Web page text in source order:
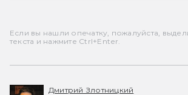
Если вы нашли опечатку, пожалуйста,
текста и нажмите Ctrl+Enter.
Дмитрий Злотницкий